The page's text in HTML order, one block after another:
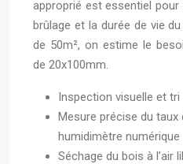
approprié est essentiel
brûlage et la durée de vie
de 50m², on estime le
de 20x100mm.
Inspection visuelle et
Mesure précise du taux
humidimètre numérique
Séchage du bois à l’air